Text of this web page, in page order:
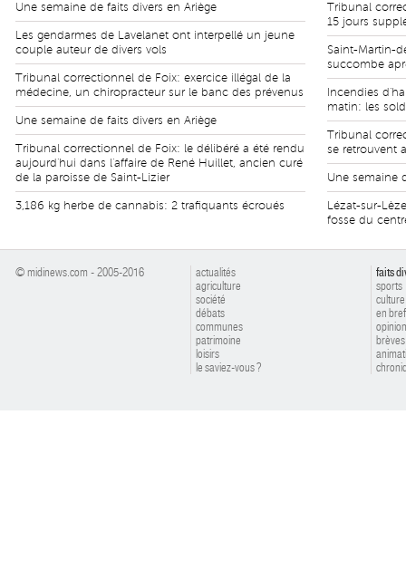
Une semaine de faits divers en Ariège
Les gendarmes de Lavelanet ont interpellé un jeune
couple auteur de divers vols
Tribunal correctionnel de Foix: exercice illégal de la
médecine, un chiropracteur sur le banc des prévenus
Une semaine de faits divers en Ariège
Tribunal correctionnel de Foix: le délibéré a été rendu
aujourd'hui dans l'affaire de René Huillet, ancien curé
de la paroisse de Saint-Lizier
3,186 kg herbe de cannabis: 2 trafiquants écroués
Tribunal
15 jours
Saint-Martin-
succombe
Incendies
matin: les
Tribunal
se retrouvent
Une semaine
Lézat-sur-
fosse du
© midinews.com - 2005-2016
actualités
agriculture
société
débats
communes
patrimoine
loisirs
le saviez-vous ?
faits
sports
culture
en bref
brèves